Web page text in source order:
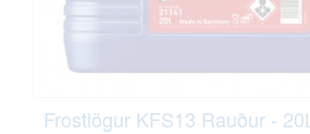
Frostlögur KFS13 Rauður - 20L